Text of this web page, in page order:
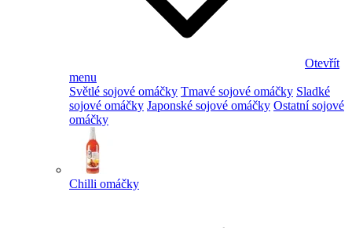
Otevřít
menu
Světlé sojové omáčky Tmavé sojové omáčky Sladké
sojové omáčky Japonské sojové omáčky Ostatní sojové
omáčky
Chilli omáčky